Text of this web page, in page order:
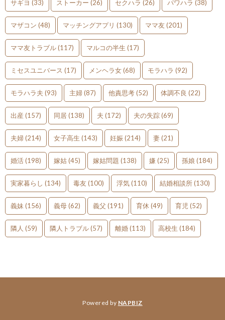
サギヨ (33) ストーカー (26) セクハラ (26) パワハラ (38)
マザコン (48) マッチングアプリ (130) ママ友(201)
ママ友トラブル(117) マルコの半生 (17)
ミセスユニバース (17) メンヘラ女(68) モラハラ (92)
モラハラ夫 (93) 主婦(87) 他責思考(52) 体調不良 (22)
出産 (157) 同居(138) 夫 (172) 夫の失踪(69)
夫婦(214) 女子高生 (143) 妊娠(214) 妻(21)
婚活(198) 嫁姑(45) 嫁姑問題 (138) 嫌 (25) 孫娘 (184)
実家暮らし (134) 毒友(100) 浮気(110) 結婚相談所(130)
義妹 (156) 義母(62) 義父 (191) 育休 (49) 育児 (52)
隣人 (59) 隣人トラブル(57) 離婚(113) 高校生 (184)
Powered by NAPBIZ